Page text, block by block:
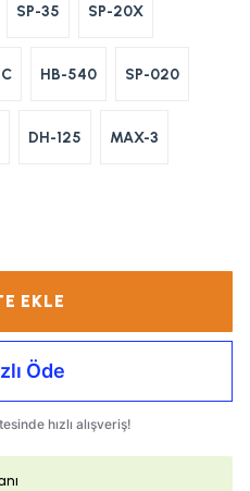
SP-35 SP-20X
HB-540 SP-020
DH-125 MAX-3
EKLE